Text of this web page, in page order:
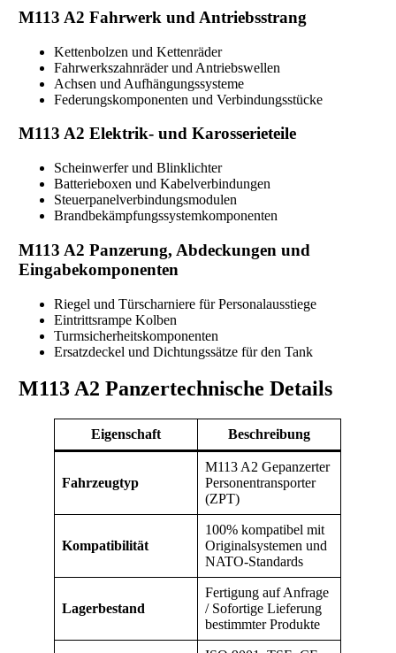
M113 A2 Fahrwerk und Antriebsstrang
Kettenbolzen und Kettenräder
Fahrwerkszahnräder und Antriebswellen
Achsen und Aufhängungssysteme
Federungskomponenten und Verbindungsstücke
M113 A2 Elektrik- und Karosserieteile
Scheinwerfer und Blinklichter
Batterieboxen und Kabelverbindungen
Steuerpanelverbindungsmodulen
Brandbekämpfungssystemkomponenten
M113 A2 Panzerung, Abdeckungen und
Eingabekomponenten
Riegel und Türscharniere für Personalausstiege
Eintrittsrampe Kolben
Turmsicherheitskomponenten
Ersatzdeckel und Dichtungssätze für den Tank
M113 A2 Panzertechnische Details
Eigenschaft Beschreibung
Fahrzeugtyp
M113 A2 Gepanzerter
Personentransporter
(ZPT)
Kompatibilität
100% kompatibel mit
Originalsystemen und
NATO-Standards
Lagerbestand
Fertigung auf Anfrage
/ Sofortige Lieferung
bestimmter Produkte